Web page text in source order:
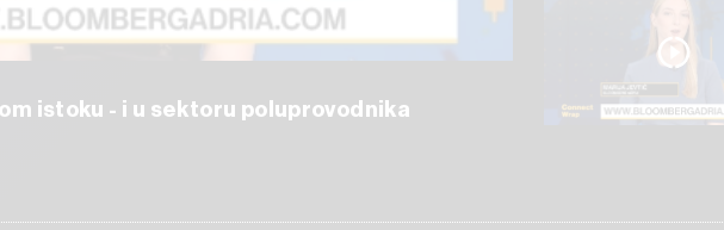
istoku - i u sektoru poluprovodnika